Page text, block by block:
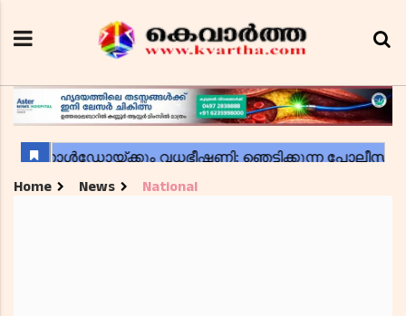
Home News National